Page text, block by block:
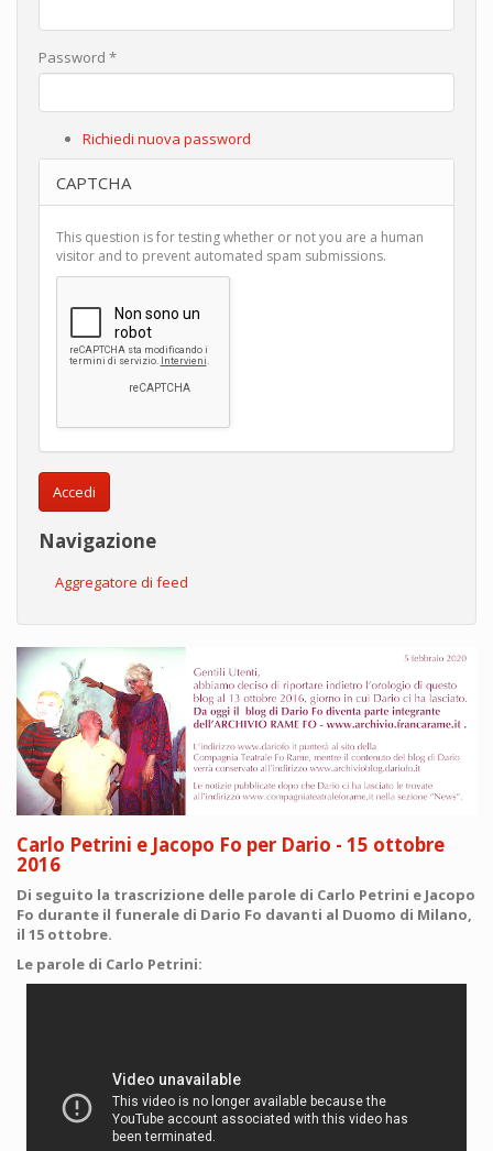
Password *
Richiedi nuova password
CAPTCHA
This question is for testing whether or not you are a human
visitor and to prevent automated spam submissions.
Accedi
Navigazione
Aggregatore di feed
Carlo Petrini e Jacopo Fo per Dario - 15 ottobre
2016
Di seguito la trascrizione delle parole di Carlo Petrini e Jacopo
Fo durante il funerale di Dario Fo davanti al Duomo di Milano,
il 15 ottobre.
Le parole di Carlo Petrini: